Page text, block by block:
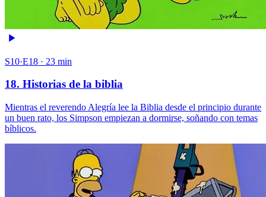
S10·E18 · 23 min
18. Historias de la biblia
Mientras el reverendo Alegría lee la Biblia desde el principio durante
un buen rato, los Simpson empiezan a dormirse, soñando con temas
bíblicos.